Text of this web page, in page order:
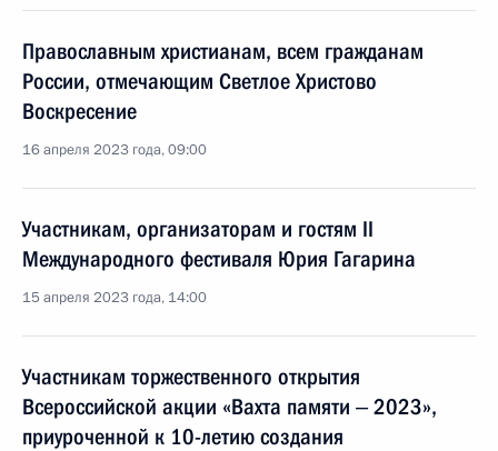
Православным христианам, всем гражданам
России, отмечающим Светлое Христово
Воскресение
16 апреля 2023 года, 09:00
Участникам, организаторам и гостям II
Международного фестиваля Юрия Гагарина
15 апреля 2023 года, 14:00
Участникам торжественного открытия
Всероссийской акции «Вахта памяти ‒ 2023»,
приуроченной к 10-летию создания